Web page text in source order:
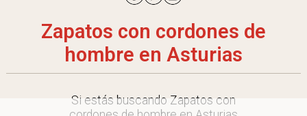
Zapatos con cordones de
hombre en Asturias
Si estás buscando Zapatos con